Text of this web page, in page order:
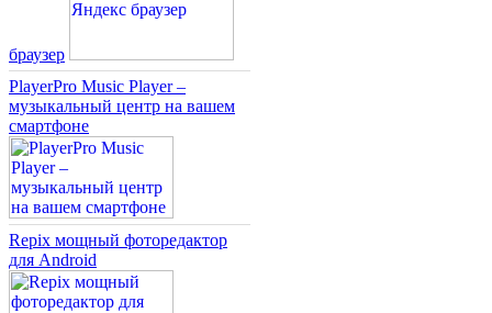
браузер
PlayerPro Music Player –
музыкальный центр на вашем
смартфоне
Repix мощный фоторедактор
для Android